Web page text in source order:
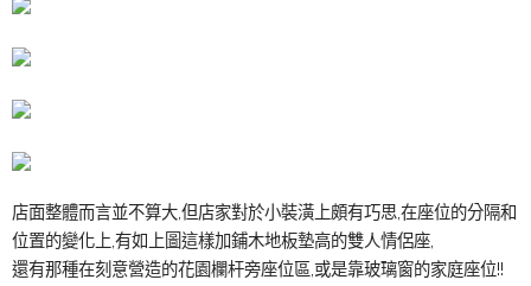
店面整體而言並不算大,但店家對於小裝潢上頗有巧思,在座位的分隔和
位置的變化上,有如上圖這樣加鋪木地板墊高的雙人情侶座,
還有那種在刻意營造的花園欄杆旁座位區,或是靠玻璃窗的家庭座位!!